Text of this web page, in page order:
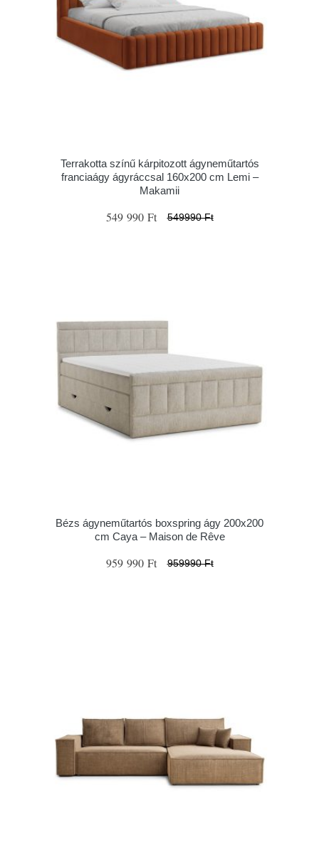
Terrakotta színű kárpitozott ágyneműtartós
franciaágy ágyráccsal 160x200 cm Lemi –
Makamii
549 990 Ft 549990 Ft
Bézs ágyneműtartós boxspring ágy 200x200
cm Caya – Maison de Rêve
959 990 Ft 959990 Ft